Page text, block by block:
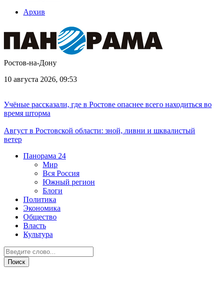
Архив
Ростов-на-Дону
10 августа 2026, 09:53
Учёные рассказали, где в Ростове опаснее всего находиться во
время шторма
Август в Ростовской области: зной, ливни и шквалистый
ветер
Панорама 24
Мир
Вся Россия
Южный регион
Блоги
Политика
Экономика
Общество
Власть
Культура